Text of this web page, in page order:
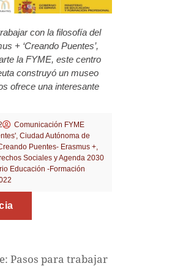
con la filosofía del
+ ‘Creando Puentes’,
la FYME, este centro
construyó un museo
ofrece una interesante
Comunicación FYME
, Ciudad Autónoma de
Puentes- Erasmus +,
Sociales y Agenda 2030
Educación -Formación
Pasos para trabajar